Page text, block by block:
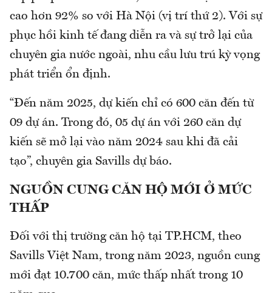
cao hơn 92% so với Hà Nội (vị trí thứ 2). Với sự
phục hồi kinh tế đang diễn ra và sự trở lại của
chuyên gia nước ngoài, nhu cầu lưu trú kỳ vọng
phát triển ổn định.
“Đến năm 2025, dự kiến chỉ có 600 căn đến từ
09 dự án. Trong đó, 05 dự án với 260 căn dự
kiến sẽ mở lại vào năm 2024 sau khi đã cải
tạo”, chuyên gia Savills dự báo.
NGUỒN CUNG CĂN HỘ MỚI Ở MỨC
THẤP
Đối với thị trường căn hộ tại TP.HCM, theo
Savills Việt Nam, trong năm 2023, nguồn cung
mới đạt 10.700 căn, mức thấp nhất trong 10